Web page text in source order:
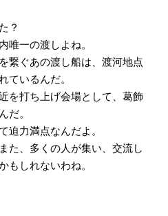
？
唯一の渡しよね。
繋ぐあの渡し船は、渡河地点
ているんだ。
を打ち上げ会場として、葛飾
だ。
迫力満点なんだよ。
た、多くの人が集い、交流し
もしれないわね。